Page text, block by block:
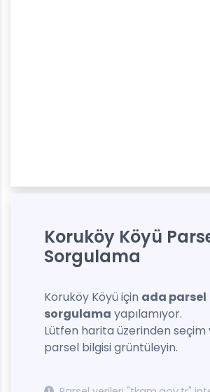
Koruköy Köyü
Sorgulama
Koruköy Köyü için ada parsel
sorgulama yapılamıyor.
Lütfen harita üzerinden
parsel bilgisi grüntüleyin.